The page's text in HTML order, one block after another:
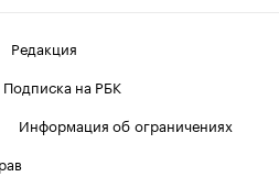
Редакция
Подписка на РБК
Информация об ограничениях